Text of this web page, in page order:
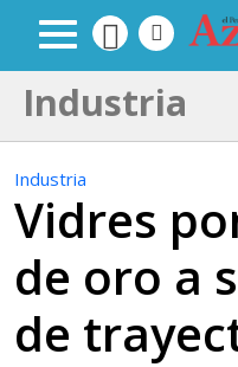
Industria
Industria
Vidres
de oro a
de